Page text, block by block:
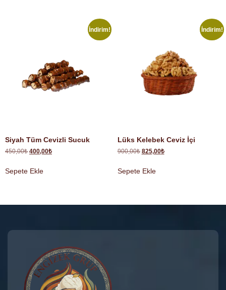
İndirim!
Siyah Tüm Cevizli Sucuk
450,00₺ 400,00₺
Sepete Ekle
İndirim!
Lüks Kelebek Ceviz İçi
900,00₺ 825,00₺
Sepete Ekle